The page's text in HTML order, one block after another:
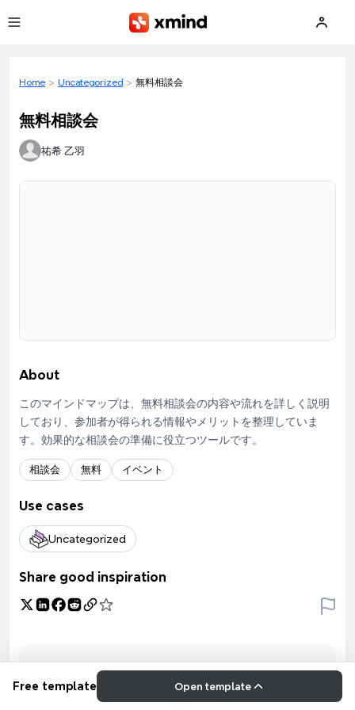
Home > Uncategorized > 無料相談会
無料相談会
祐希 乙羽
About
このマインドマップは、無料相談会の内容や流れを詳しく説明
しており、参加者が得られる情報やメリットを整理していま
す。効果的な相談会の準備に役立つツールです。
相談会 無料 イベント
Use cases
Uncategorized
Share good inspiration
Free template Open template